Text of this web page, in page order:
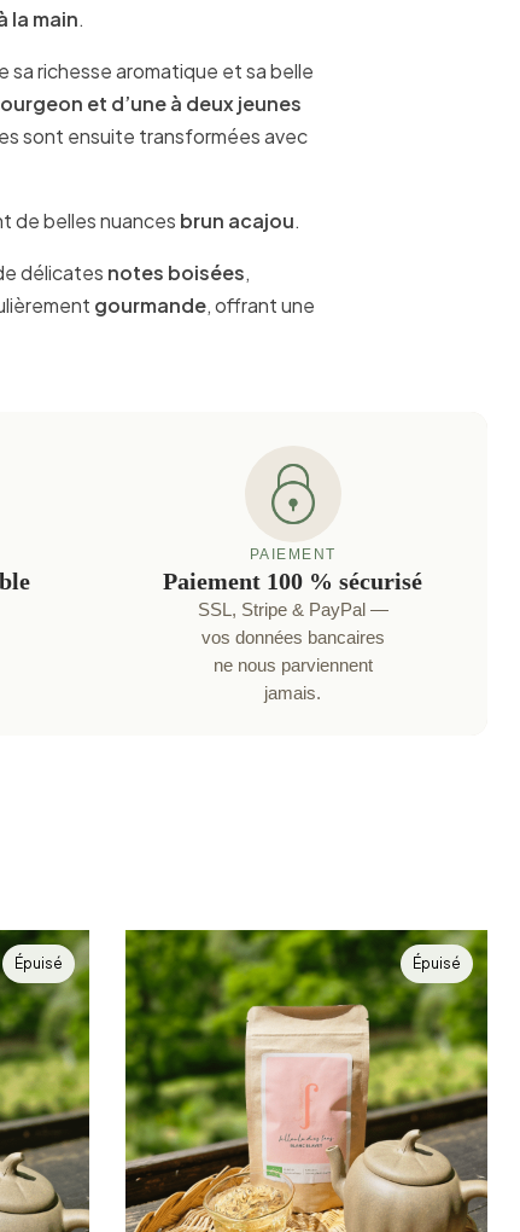
la main.
richesse aromatique et sa belle
et d’une à deux jeunes
sont ensuite transformées avec
de belles nuances brun acajou.
délicates notes boisées,
gourmande, offrant une
PAIEMENT
Paiement 100 % sécurisé
SSL, Stripe & PayPal —
vos données bancaires
ne nous parviennent
jamais.
Épuisé Épuisé